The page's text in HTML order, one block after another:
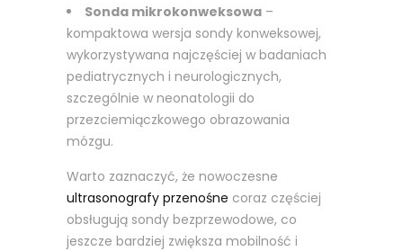
Sonda mikrokonweksowa –
kompaktowa wersja sondy konweksowej,
wykorzystywana najczęściej w badaniach
pediatrycznych i neurologicznych,
szczególnie w neonatologii do
przezciemiączkowego obrazowania
mózgu.
Warto zaznaczyć, że nowoczesne
ultrasonografy przenośne coraz częściej
obsługują sondy bezprzewodowe, co
jeszcze bardziej zwiększa mobilność i